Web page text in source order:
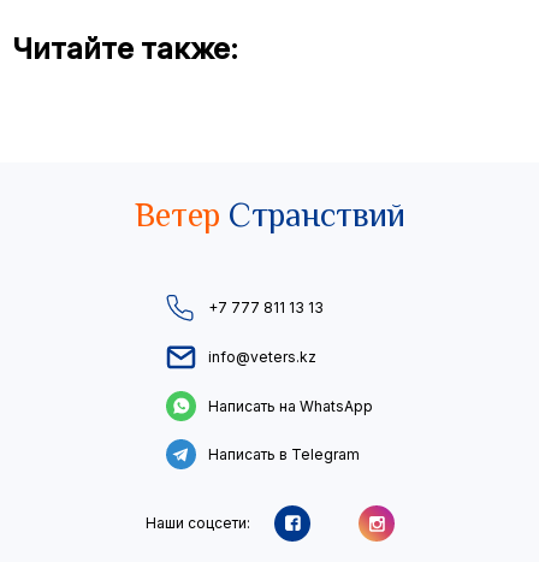
Читайте также:
Ветер Странствий
+7 777 811 13 13
info@veters.kz
Написать на WhatsApp
Написать в Telegram
Наши соцсети: